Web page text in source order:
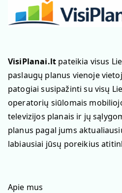
VisiPlanai.lt pateikia visus
paslaugų planus vienoje
patogiai susipažinti su visų
operatorių siūlomais
televizijos planais ir jų
planus pagal jums
labiausiai jūsų poreikius
Apie mus